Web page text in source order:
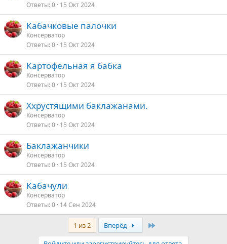
Ответы 0 15 Окт 2024
Кабачковые палочки
Консерватор
Ответы 0 15 Окт 2024
Картофельная я бабка
Консерватор
Ответы 0 15 Окт 2024
Ххрустящими баклажанами.
Консерватор
Ответы 0 15 Окт 2024
Баклажанчики
Консерватор
Ответы 0 15 Окт 2024
Кабачули
Консерватор
Ответы 0 14 Сен 2024
1 из 2 Вперёд